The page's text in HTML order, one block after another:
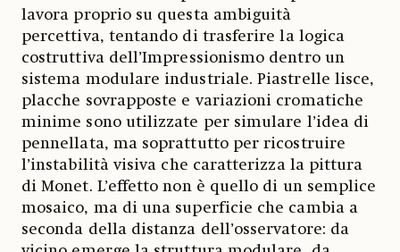
lavora proprio su questa ambiguità
percettiva, tentando di trasferire la logica
costruttiva dell’Impressionismo dentro un
sistema modulare industriale. Piastrelle lisce,
placche sovrapposte e variazioni cromatiche
minime sono utilizzate per simulare l’idea di
pennellata, ma soprattutto per ricostruire
l’instabilità visiva che caratterizza la pittura
di Monet. L’effetto non è quello di un semplice
mosaico, ma di una superficie che cambia a
seconda della distanza dell’osservatore: da